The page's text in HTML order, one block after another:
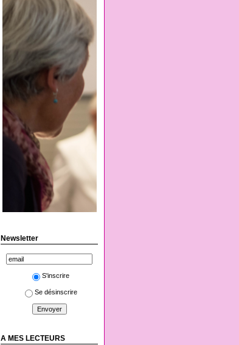
Newsletter
S'inscrire
Se désinscrire
A MES LECTEURS